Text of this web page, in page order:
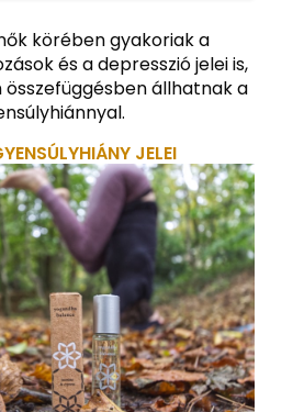
körében gyakoriak a
és a depresszió jelei is,
állhatnak a
JELEI